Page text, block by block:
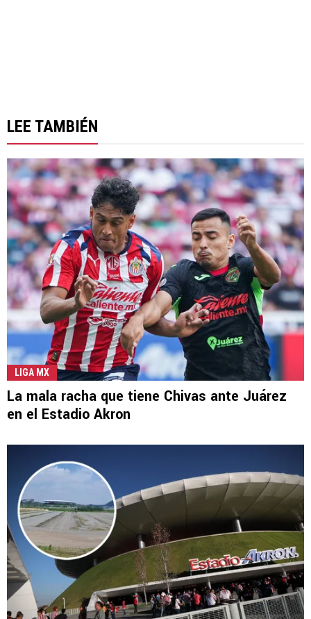
LEE TAMBIÉN
LIGA MX
La mala racha que tiene Chivas ante Juárez
en el Estadio Akron